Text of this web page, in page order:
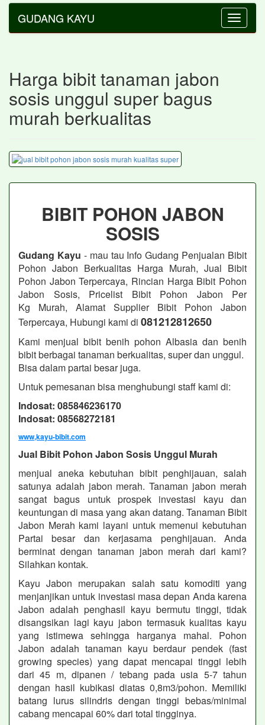
Toggle
GUDANG KAYU
Harga bibit tanaman jabon
sosis unggul super bagus
murah berkualitas
BIBIT POHON JABON
SOSIS
Gudang Kayu - mau tau Info Gudang Penjualan Bibit
Pohon Jabon Berkualitas Harga Murah, Jual Bibit
Pohon Jabon Terpercaya, Rincian Harga Bibit Pohon
Jabon Sosis, Pricelist Bibit Pohon Jabon Per
Kg Murah, Alamat Supplier Bibit Pohon Jabon
Terpercaya, Hubungi kami di 081212812650
Kami menjual bibit benih pohon Albasia dan benih
bibit berbagai tanaman berkualitas, super dan unggul.
Bisa dalam partai besar juga.
Untuk pemesanan bisa menghubungi staff kami di:
Indosat: 085846236170
Indosat: 08568272181
www,kayu-bibit.com
Jual Bibit Pohon Jabon Sosis Unggul Murah
menjual aneka kebutuhan bibit penghijauan, salah
satunya adalah jabon merah. Tanaman jabon merah
sangat bagus untuk prospek investasi kayu dan
keuntungan di masa yang akan datang. Tanaman Bibit
Jabon Merah kami layani untuk memenui kebutuhan
Partai besar dan kerjasama penghijauan. Anda
berminat dengan tanaman jabon merah dari kami?
Silahkan kontak.
Kayu Jabon merupakan salah satu komoditi yang
menjanjikan untuk investasi masa depan Anda karena
Jabon adalah penghasil kayu bermutu tinggi, tidak
disangsikan lagi kayu jabon termasuk kualitas kayu
yang istimewa sehingga harganya mahal. Pohon
Jabon adalah tanaman kayu berdaur pendek (fast
growing species) yang dapat mencapai tinggi lebih
dari 45 m, dipanen / tebang pada usia 5-7 tahun
dengan hasil kubikasi diatas 0,8m3/pohon. Memiliki
batang lurus silindris dengan tinggi bebas/minimal
cabang mencapai 60% dari total tingginya.